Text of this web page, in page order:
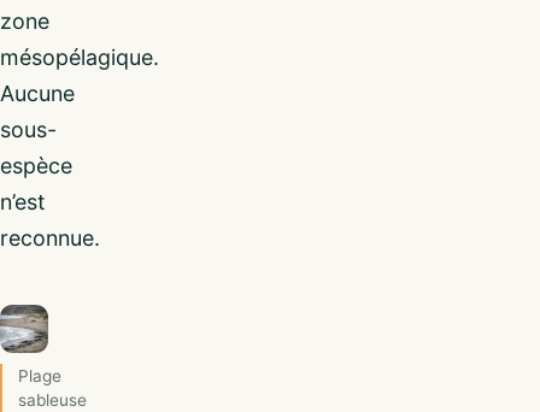
zone
mésopélagique.
Aucune
sous-
espèce
n’est
reconnue.
Plage
sableuse